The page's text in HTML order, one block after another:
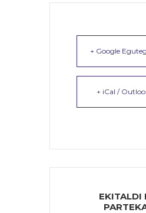
+ Google
+ iCal /
EKITALDI